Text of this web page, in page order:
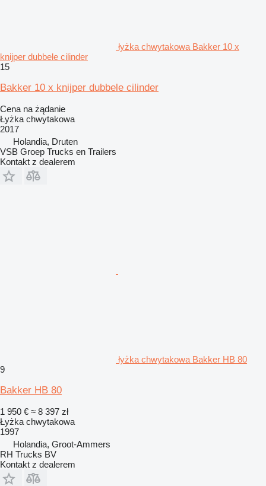
łyżka chwytakowa Bakker 10 x
knijper dubbele cilinder
15
Bakker 10 x knijper dubbele cilinder
Cena na żądanie
Łyżka chwytakowa
2017
Holandia, Druten
VSB Groep Trucks en Trailers
Kontakt z dealerem
łyżka chwytakowa Bakker HB 80
9
Bakker HB 80
1 950 € ≈ 8 397 zł
Łyżka chwytakowa
1997
Holandia, Groot-Ammers
RH Trucks BV
Kontakt z dealerem